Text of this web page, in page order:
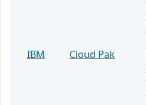
IBM
Cloud Pak